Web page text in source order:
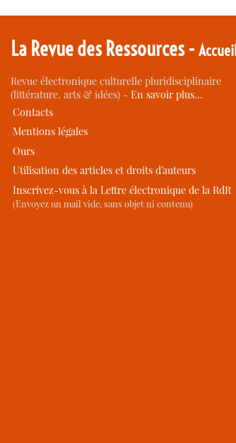
La Revue des Ressources -Accueil
Revue électronique culturelle pluridisciplinaire
(littérature, arts & idées) -En savoir plus…
Contacts
Mentions légales
Ours
Utilisation des articles et droits d’auteurs
Inscrivez-vous à la Lettre électronique de la RdR
(Envoyez un mail vide, sans objet ni contenu)